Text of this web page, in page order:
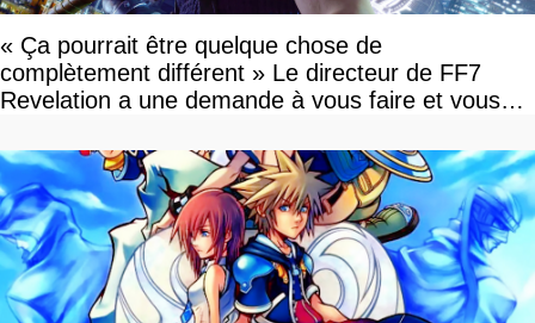
« Ça pourrait être quelque chose de
complètement différent » Le directeur de FF7
Revelation a une demande à vous faire et vous